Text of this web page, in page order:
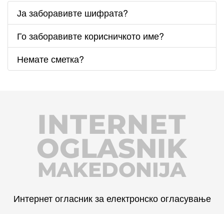
Ја заборавивте шифрата?
Го заборавивте корисничкото име?
Немате сметка?
INTERNET
MAKEDONIJA
OGLASNIK
Интернет огласник за електронско огласување